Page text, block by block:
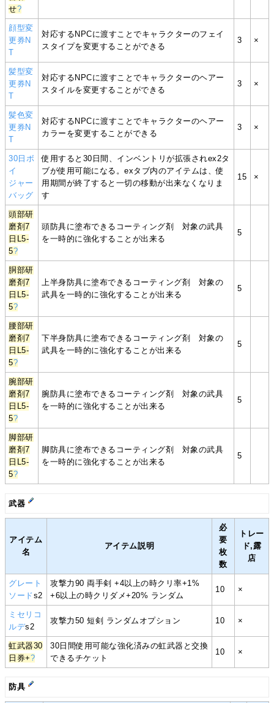
せ?
顔型変
更券N
T
対応するNPCに渡すことでキャラクターのフェイ
スタイプを変更することができる
3 ×
髪型変
更券N
T
対応するNPCに渡すことでキャラクターのヘアー
スタイルを変更することができる
3 ×
髪色変
更券N
T
対応するNPCに渡すことでキャラクターのヘアー
カラーを変更することができる
3 ×
30日ボ
イ
ジャー
バッグ
使用すると30日間、インベントリが拡張されex2タ
ブが使用可能になる。exタブ内のアイテムは、使
用期間が終了すると一切の移動が出来なくなりま
す
15 ×
頭部研
磨剤7
日L5-
5?
頭防具に塗布できるコーティング剤 対象の武具
を一時的に強化することが出来る
5
胴部研
磨剤7
日L5-
5?
上半身防具に塗布できるコーティング剤 対象の
武具を一時的に強化することが出来る
5
腰部研
磨剤7
日L5-
5?
下半身防具に塗布できるコーティング剤 対象の
武具を一時的に強化することが出来る
5
腕部研
磨剤7
日L5-
5?
腕防具に塗布できるコーティング剤 対象の武具
を一時的に強化することが出来る
5
脚部研
磨剤7
日L5-
5?
脚防具に塗布できるコーティング剤 対象の武具
を一時的に強化することが出来る
5
武器
アイテム
名
アイテム説明
必
要
枚
数
トレー
ド,露
店
グレート
ソードs2
攻撃力90 両手剣 +4以上の時クリ率+1%
+6以上の時クリダメ+20% ランダム
10 ×
ミセリコ
ルデs2
攻撃力50 短剣 ランダムオプション 10 ×
虹武器30
日券+?
30日間使用可能な強化済みの虹武器と交換
できるチケット
10 ×
防具